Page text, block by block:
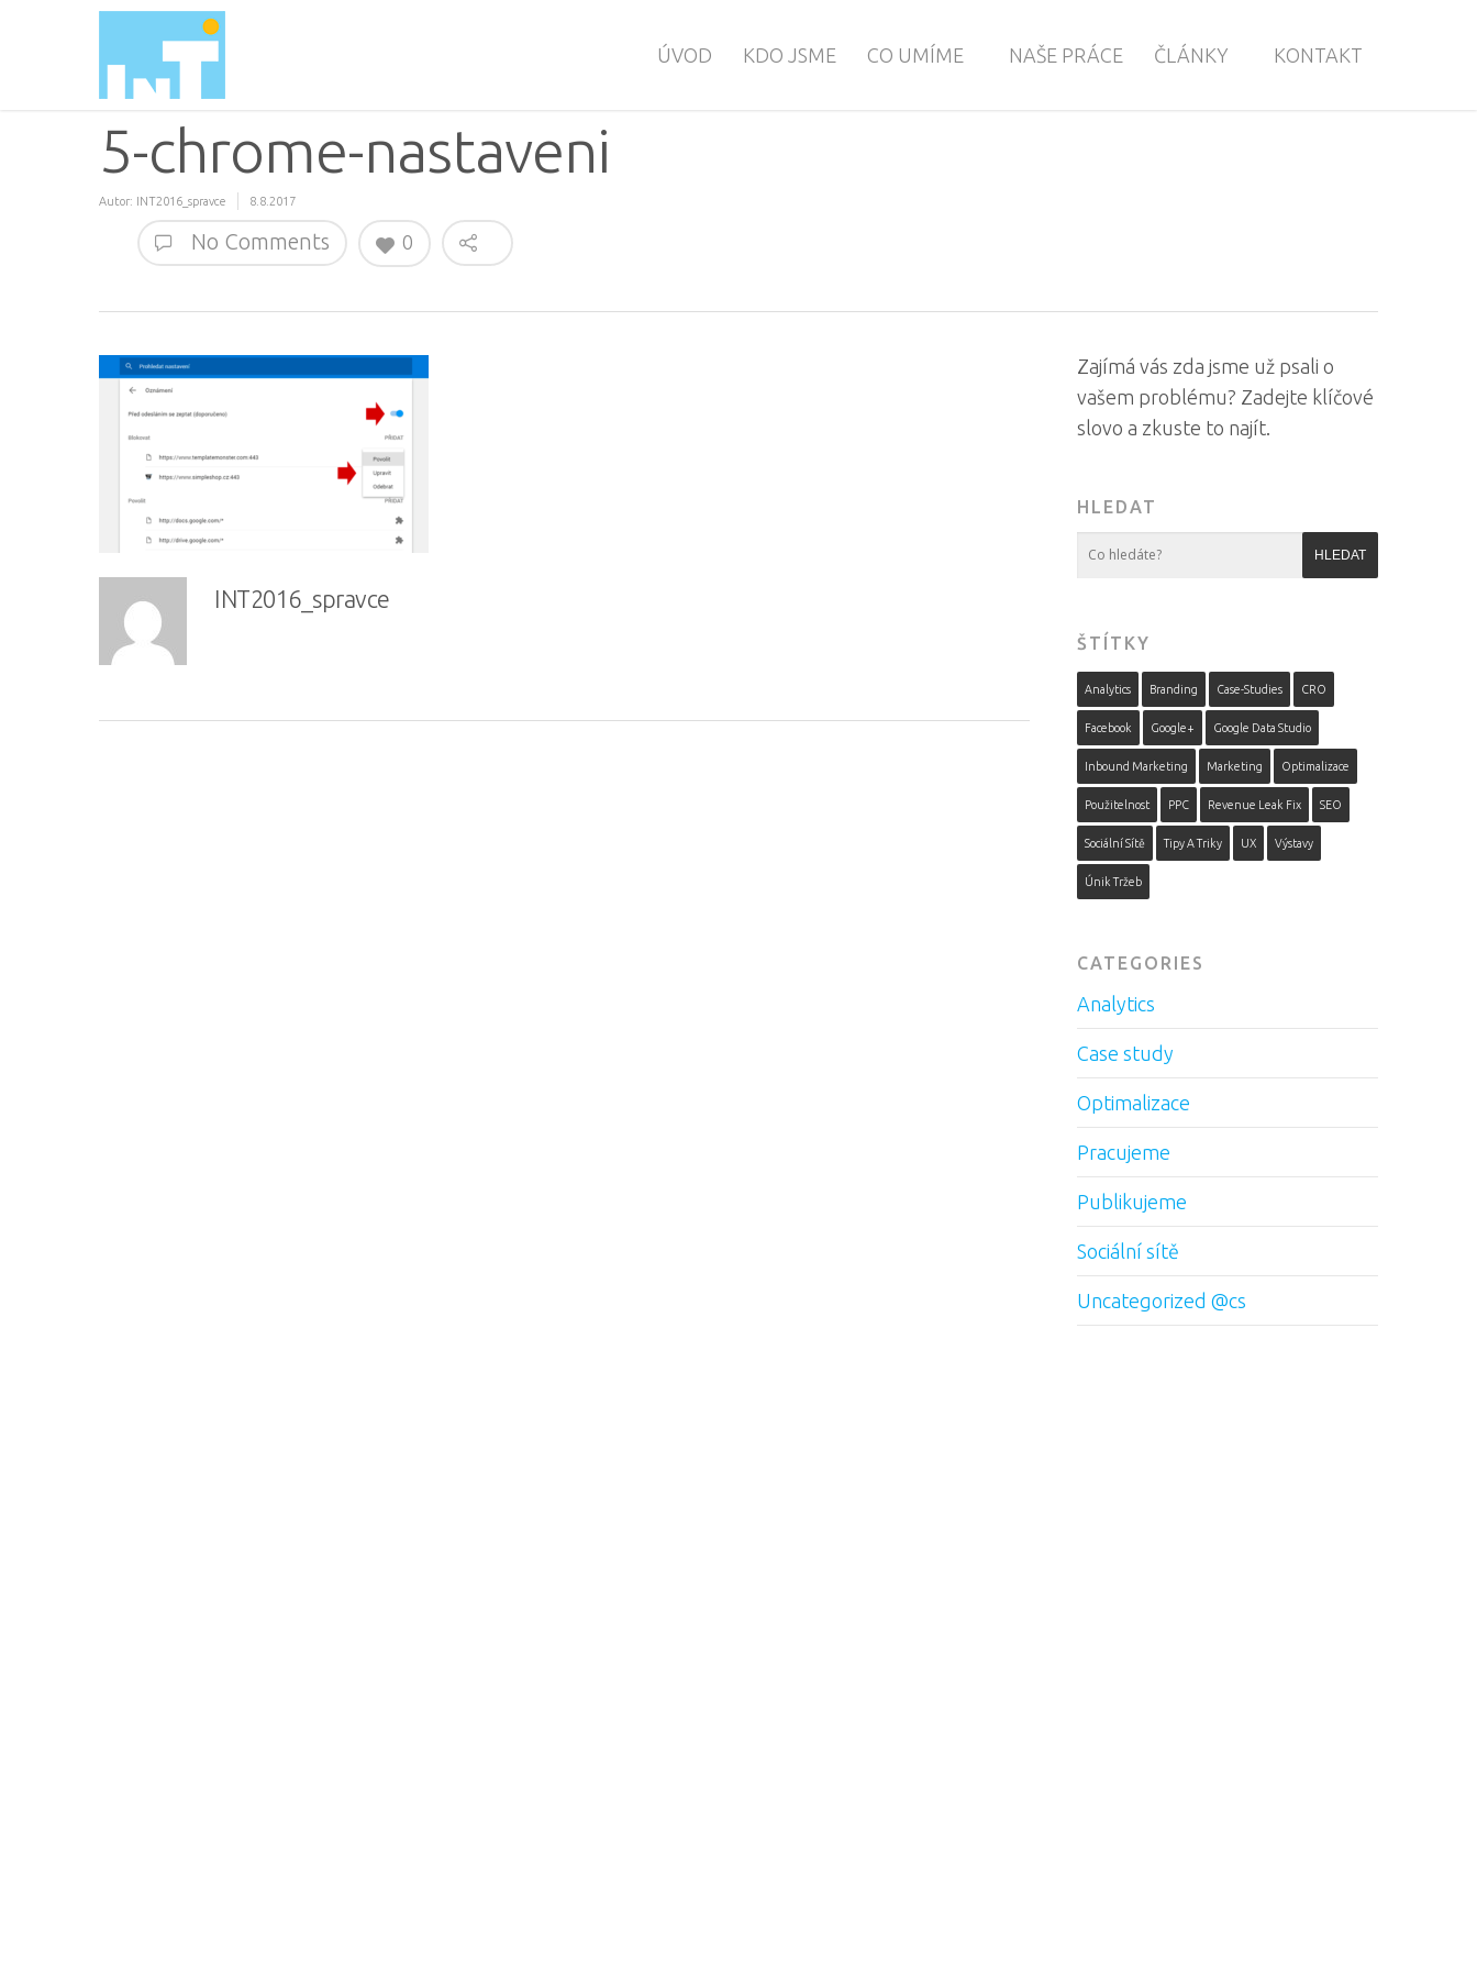
ÚVOD KDO JSME CO UMÍME NAŠE PRÁCE ČLÁNKY KONTAKT
5-chrome-nastaveni
Autor: INT2016_spravce 8.8.2017
No Comments 0
INT2016_spravce
Zajímá vás zda jsme už psali o
vašem problému? Zadejte klíčové
slovo a zkuste to najít.
HLEDAT
ŠTÍTKY
Analytics Branding Case-Studies CRO
Facebook Google+ Google Data Studio
Inbound Marketing Marketing Optimalizace
Použitelnost PPC Revenue Leak Fix SEO
Sociální Sítě Tipy A Triky UX Výstavy
Únik Tržeb
CATEGORIES
Analytics
Case study
Optimalizace
Pracujeme
Publikujeme
Sociální sítě
Uncategorized @cs